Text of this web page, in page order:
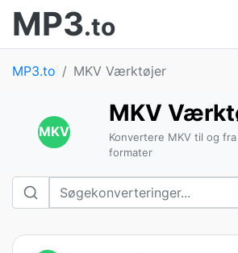
MP3.to
MP3.to MKV Værktøjer
MKV
MKV
Konvertere MKV til og
formater